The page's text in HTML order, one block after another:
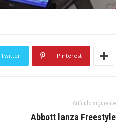
Twitter Pinterest
Artículo siguiente
Abbott lanza Freestyle